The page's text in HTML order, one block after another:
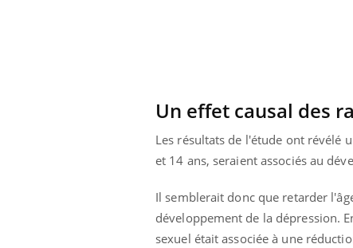
Un effet causal des
Les résultats de l'étude ont révélé
et 14 ans, seraient associés au
Il semblerait donc que retarder
développement de la dépression.
sexuel était associée à une